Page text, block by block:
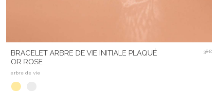
BRACELET ARBRE DE VIE INITIALE PLAQUÉ
OR ROSE
arbre de vie
38€